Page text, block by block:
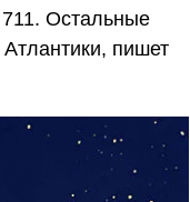
Остальные
пишет